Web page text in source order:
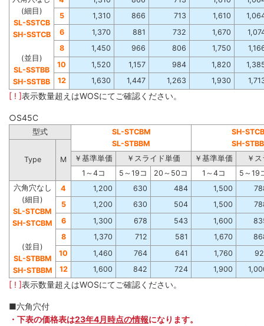
(細目)
SL-SSTCB
SH-SSTCB
(並目)
SL-SSTBB
SH-SSTBB
5
1,310 866 713 1,610
6
1,370 881 732 1,670
8
1,450 966 806 1,750
10
1,520 1,157 984 1,820
12
1,630 1,447 1,263 1,930
[ ! ]表示数量超えはWOSにてご確認ください。
○S45C
型式
SL-STCBM
SL-STBBM
SH-
SH-
Type
M ￥基準単価 ￥スライド単価 ￥基準単価
￥
1～4コ
5～19コ 20～50コ 1～4コ
5～19
六角穴なし
(細目)
SL-STCBM
SH-STCBM
(並目)
SL-STBBM
SH-STBBM
4 1,200 630 484 1,500
5
1,200 630 504 1,500
6
1,300 678 543 1,600
8
1,370 712 581 1,670
10
1,460 764 641 1,760
12
1,600 842 724 1,900
[ ! ]表示数量超えはWOSにてご確認ください。
■六角穴付
・下表の価格表は23年4月時点の情報になります。